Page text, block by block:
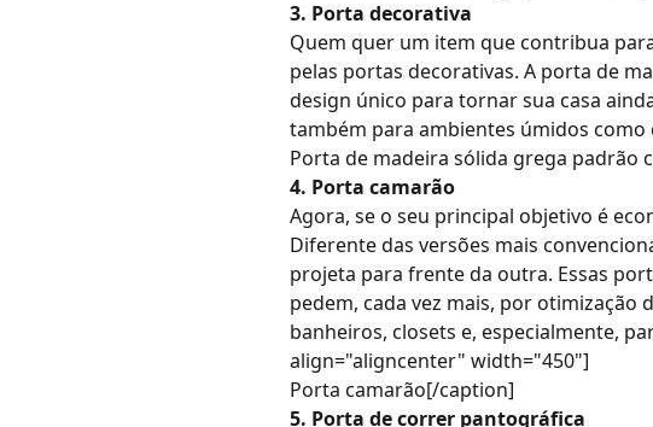
3. Porta decorativa
Quem quer um item que contribua
pelas portas decorativas. A porta de
design único para tornar sua casa
também para ambientes úmidos
Porta de madeira sólida grega padrão
4. Porta camarão
Agora, se o seu principal objetivo é
Diferente das versões mais
projeta para frente da outra. Essas
pedem, cada vez mais, por otimização
banheiros, closets e, especialmente,
align="aligncenter" width="450"]
Porta camarão[/caption]
5. Porta de correr pantográfica